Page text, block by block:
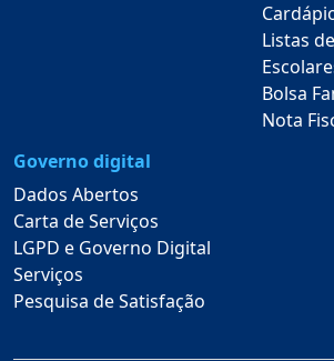
Listas
Bolsa
Nota
Governo digital
Dados Abertos
Carta de Serviços
LGPD e Governo Digital
Serviços
Pesquisa de Satisfação